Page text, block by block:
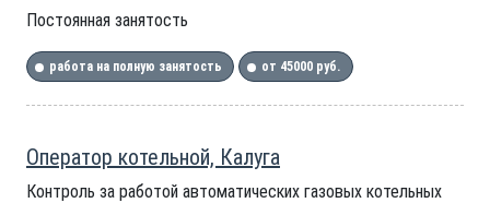
Постоянная занятость
работа на полную занятость от 45000 руб.
Оператор котельной, Калуга
Контроль за работой автоматических газовых котельных